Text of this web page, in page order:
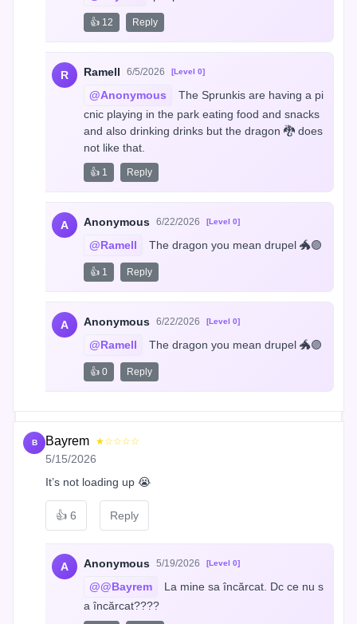
👍 12 Reply
R Ramell 6/5/2026 [Level 0]
@Anonymous
The Sprunkis are having a pi
cnic playing in the park eating food and snacks
and also drinking drinks but the dragon 🐉 does
not like that.
👍 1 Reply
A Anonymous 6/22/2026 [Level 0]
@Ramell The dragon you mean drupel 🐲🟣
👍 1 Reply
A Anonymous 6/22/2026 [Level 0]
@Ramell The dragon you mean drupel 🐲🟣
👍 0 Reply
B Bayrem ★☆☆☆☆
5/15/2026
It’s not loading up 😭
👍 6 Reply
A Anonymous 5/19/2026 [Level 0]
@@Bayrem
La mine sa încărcat. Dc ce nu s
a încărcat????